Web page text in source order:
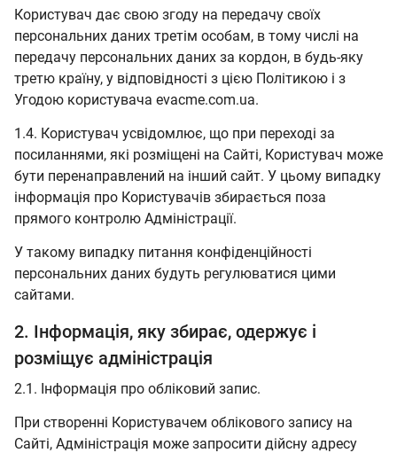
Користувач дає свою згоду на передачу своїх
персональних даних третім особам, в тому числі на
передачу персональних даних за кордон, в будь-яку
третю країну, у відповідності з цією Політикою і з
Угодою користувача evacme.com.ua.
1.4. Користувач усвідомлює, що при переході за
посиланнями, які розміщені на Сайті, Користувач може
бути перенаправлений на інший сайт. У цьому випадку
інформація про Користувачів збирається поза
прямого контролю Адміністрації.
У такому випадку питання конфіденційності
персональних даних будуть регулюватися цими
сайтами.
2. Інформація, яку збирає, одержує і
розміщує адміністрація
2.1. Інформація про обліковий запис.
При створенні Користувачем облікового запису на
Сайті, Адміністрація може запросити дійсну адресу